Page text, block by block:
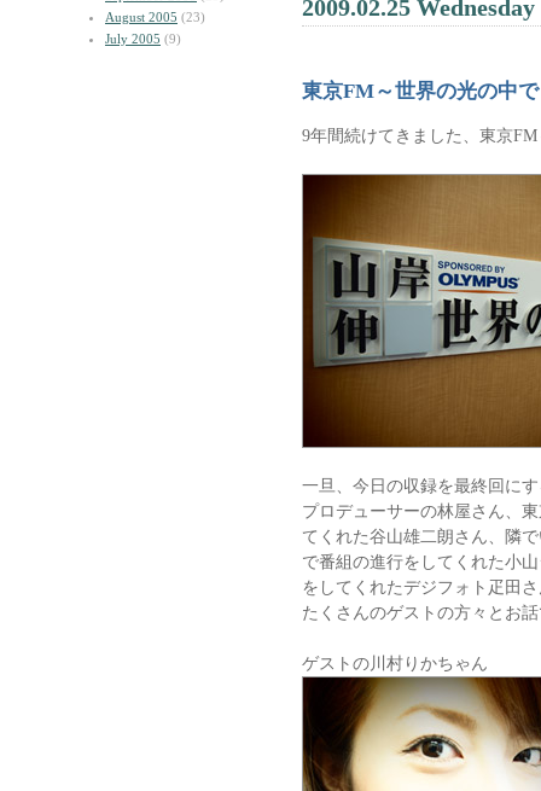
August 2005 (23)
July 2005 (9)
2009.02.25 Wednesday
東京FM～世界の光の中
9年間続けてきました、東京
一旦、今日の収録を最終回に
プロデューサーの林屋さん、
てくれた谷山雄二朗さん、隣
で番組の進行をしてくれた小
をしてくれたデジフォト疋田
たくさんのゲストの方々とお
ゲストの川村りかちゃん